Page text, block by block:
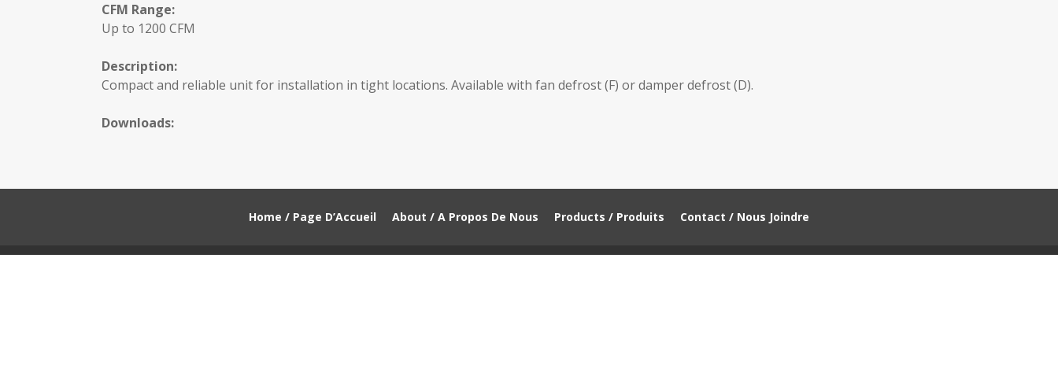
CFM Range:
Up to 1200 CFM
Description:
Compact and reliable unit for installation in tight locations. Available with fan defrost (F) or damper defrost (D).
Downloads:
Home / Page D’Accueil About / A Propos De Nous Products / Produits Contact / Nous Joindre